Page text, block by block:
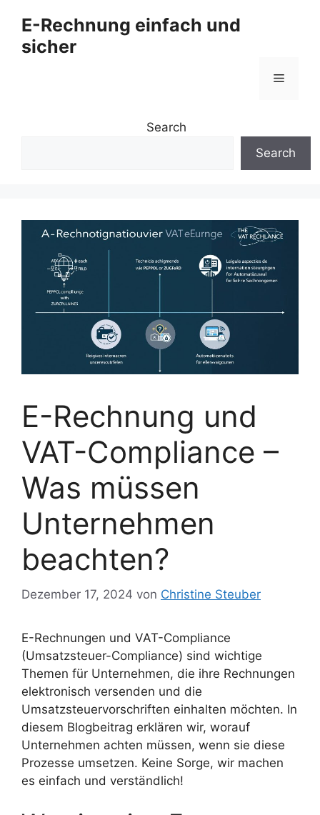
Inhalt
springen
E-Rechnung einfach und
sicher
Menü
Search
Search
E-Rechnung und
VAT-Compliance –
Was müssen
Unternehmen
beachten?
Dezember 17, 2024 von Christine Steuber
E-Rechnungen und VAT-Compliance
(Umsatzsteuer-Compliance) sind wichtige
Themen für Unternehmen, die ihre Rechnungen
elektronisch versenden und die
Umsatzsteuervorschriften einhalten möchten. In
diesem Blogbeitrag erklären wir, worauf
Unternehmen achten müssen, wenn sie diese
Prozesse umsetzen. Keine Sorge, wir machen
es einfach und verständlich!